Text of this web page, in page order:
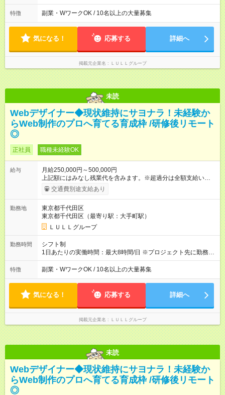
上アップした社員も。 エンジニアへの還元率は業界高水準の
87％。 スキルを磨いた分だけ、収入アップも目指せる環境で
す！ 【試用期間】試用期間あり 試用期間の長さ：6ヶ月 ※ 雇用
形態と給与に、本採用時と異なる部分があります。 雇用形態：
中途採用（契約社員） 給与：月給 230,000円以上 上記額にはみ
なし残業代を含みます。※超過分は全額支給いたします。 みな
別途支給いたします ※研修期間中（最大12ヶ月間）も、試用期
間は異なります 【シフト例】 ・10時00分～19時00分 ・9時00
分～18時00分 平均残業時間：月10時間以内
特徴 副業・WワークOK / 10名以上の大量募集
気になる！ 応募する 詳細へ
掲載元企業名 ＬＵＬＬグループ
未読
Webデザイナー◆現状維持にサヨナラ！未経験か
らWeb制作のプロへ育てる育成枠 /研修後リモート
◎
正社員 職種未経験OK
給与
月給250,000円～500,000円
上記額にはみなし残業代を含みます。※超過分は全額支給いたし
ます。 みなし残業代 21,675円／月 みなし残業時間 12時間／月 -
------------------------------------------------------- ≪経験者の方は以下と
万円～＋業績賞与＋交通費＋各種手当 ※固定残業代（30時間/6
万6，610円分）を含む。超過分は追加支給いたします 能力やス
キルを考慮し初任給を決定。経験者の方は前給考慮も可能で
す！ ◎昇給年1回（研修終了後） ◎賞与年2回（2月・8月）＋業
績賞与あり ◤スキルアップも、収入アップも。◢ 入社後の成長
や頑張りは、しっかり給与で還元しています。 実際にほぼ全員
上アップした社員も。 エンジニアへの還元率は業界高水準の
87％。 スキルを磨いた分だけ、収入アップも目指せる環境で
す！ 【試用期間】試用期間あり 試用期間の長さ：6ヶ月 ※ 雇用
形態と給与に、本採用時と異なる部分があります。 雇用形態：
中途採用（契約社員） 給与：月給 230,000円以上 上記額にはみ
なし残業代を含みます。※超過分は全額支給いたします。 みな
別途支給いたします ※研修期間中（最大12ヶ月間）も、試用期
交通費別途支給あり
勤務地
東京都千代田区
東京都千代田区（最寄り駅：大手町駅）
ＬＵＬＬグループ
勤務時間
シフト制
1日あたりの実働時間：最大8時間/日 ※プロジェクト先に勤務時
間は異なります 【シフト例】 ・10時00分～19時00分 ・9時00
分～18時00分 平均残業時間：月10時間以内
特徴 副業・WワークOK / 10名以上の大量募集
気になる！ 応募する 詳細へ
掲載元企業名 ＬＵＬＬグループ
未読
Webデザイナー◆現状維持にサヨナラ！未経験か
らWeb制作のプロへ育てる育成枠 /研修後リモート
◎